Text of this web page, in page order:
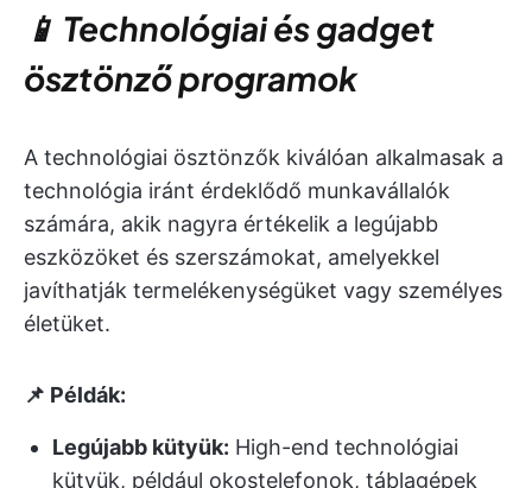
📱 Technológiai és gadget
ösztönző programok
A technológiai ösztönzők kiválóan alkalmasak a
technológia iránt érdeklődő munkavállalók
számára, akik nagyra értékelik a legújabb
eszközöket és szerszámokat, amelyekkel
javíthatják termelékenységüket vagy személyes
életüket.
📌 Példák:
Legújabb kütyük: High-end technológiai
kütyük, például okostelefonok, táblagépek